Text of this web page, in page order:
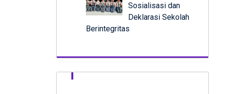
Sosialisasi dan
Deklarasi Sekolah
Berintegritas